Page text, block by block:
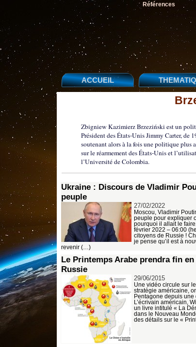
Références
ACCUEIL
Zbigniew Kazimierz Brzeziński est un
Président des États-Unis Jimmy Carter, de
soutenant alors à la fois une politique plus
sur le réarmement des États-Unis et
l’Université de Colombia.
Ukraine : Discours de Vladimir
peuple
27/02/2022
Moscou, Vladimir
peuple pour expliquer
pourquoi il allait le
février 2022 – 06:00
citoyens de Russie !
je pense qu’il est à
revenir (…)
Le Printemps Arabe prendra fin
Russie
29/06/2015
Une vidéo circule sur
stratégie américaine,
Pentagone depuis une
L’écrivain américain,
un livre intitulé « La
dans le Nouveau
des détails sur le «